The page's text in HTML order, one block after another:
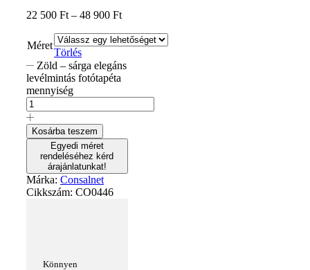
22 500 Ft – 48 900 Ft
Méret
Törlés
Zöld – sárga elegáns
levélmintás fotótapéta
mennyiség
Kosárba teszem
Egyedi méret
rendeléséhez kérd
árajánlatunkat!
Márka: Consalnet
Cikkszám: CO0446
Könnyen